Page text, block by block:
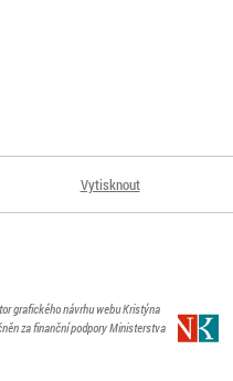
Vytisknout
grafického návrhu webu Kristýna
za finanční podpory Ministerstva